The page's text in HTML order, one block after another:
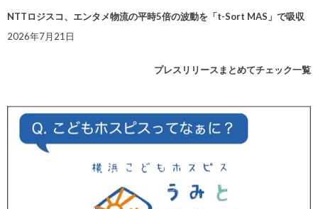
NTTロジスコ、エンタメ物流の平時5倍の波動を「t-Sort MAS」で吸収
2026年7月21日
プレスリリースまとめてチェック一覧